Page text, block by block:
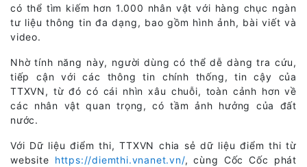
có thể tìm kiếm hơn 1.000 nhân vật với hàng chục ngàn
tư liệu thông tin đa dạng, bao gồm hình ảnh, bài viết và
video.
Nhờ tính năng này, người dùng có thể dễ dàng tra cứu,
tiếp cận với các thông tin chính thống, tin cậy của
TTXVN, từ đó có cái nhìn xâu chuỗi, toàn cảnh hơn về
các nhân vật quan trọng, có tầm ảnh hưởng của đất
nước.
Với Dữ liệu điểm thi, TTXVN chia sẻ dữ liệu điểm thi từ
website https://diemthi.vnanet.vn/, cùng Cốc Cốc phát